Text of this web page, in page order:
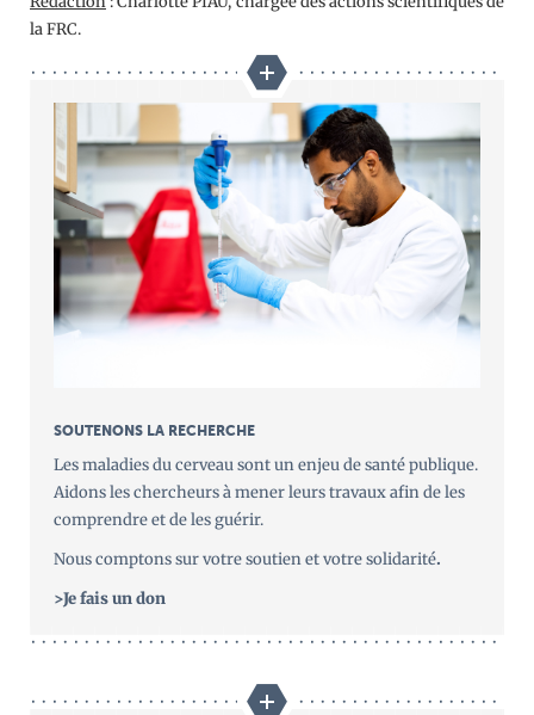
la FRC.
SOUTENONS LA RECHERCHE
Les maladies du cerveau sont un enjeu de santé publique.
Aidons les chercheurs à mener leurs travaux afin de les
comprendre et de les guérir.
Nous comptons sur votre soutien et votre solidarité.
>Je fais un don